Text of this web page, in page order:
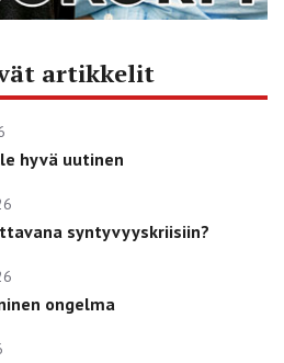
artikkelit
hyvä uutinen
syntyvyyskriisiin?
ongelma